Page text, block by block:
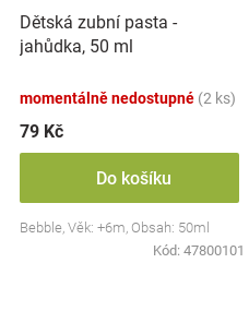
Dětská zubní pasta -
jahůdka, 50 ml
momentálně nedostupné (2 ks)
79 Kč
Do košíku
Bebble, Věk: +6m, Obsah: 50ml
Kód: 47800101